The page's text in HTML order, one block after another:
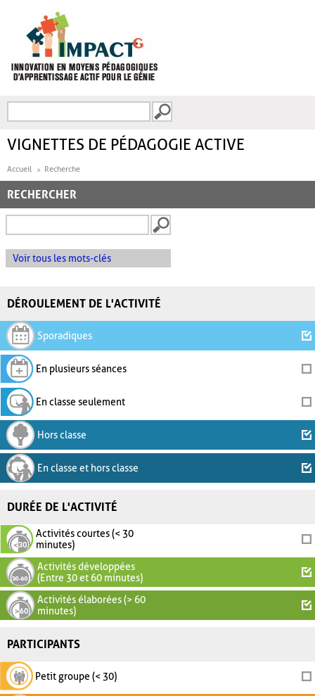
FORMULAIRE DE
VIGNETTES DE PÉDAGOGIE ACTIVE
Accueil Recherche
RECHERCHER
Voir tous les mots-clés
DÉROULEMENT DE L'ACTIVITÉ
Sporadiques
En plusieurs séances
En classe seulement
Hors classe
En classe et hors classe
DURÉE DE L'ACTIVITÉ
Activités courtes (< 30
minutes)
Activités développées
(Entre 30 et 60 minutes)
Activités élaborées (> 60
minutes)
PARTICIPANTS
Petit groupe (< 30)